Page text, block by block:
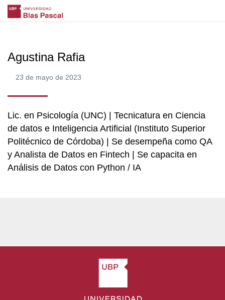
Agustina Rafia
23 de mayo de 2023
Lic. en Psicología (UNC) | Tecnicatura en Ciencia
de datos e Inteligencia Artificial (Instituto Superior
Politécnico de Córdoba) | Se desempeña como QA
y Analista de Datos en Fintech | Se capacita en
Análisis de Datos con Python / IA